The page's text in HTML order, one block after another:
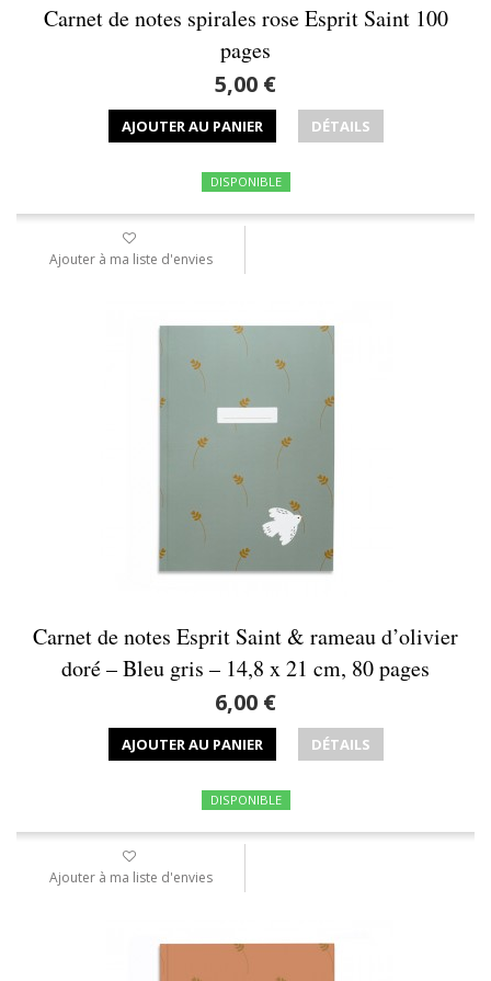
Carnet de notes spirales rose Esprit Saint 100
pages
5,00 €
AJOUTER AU PANIER DÉTAILS
DISPONIBLE
Ajouter à ma liste d'envies
Carnet de notes Esprit Saint & rameau d’olivier
doré – Bleu gris – 14,8 x 21 cm, 80 pages
6,00 €
AJOUTER AU PANIER DÉTAILS
DISPONIBLE
Ajouter à ma liste d'envies